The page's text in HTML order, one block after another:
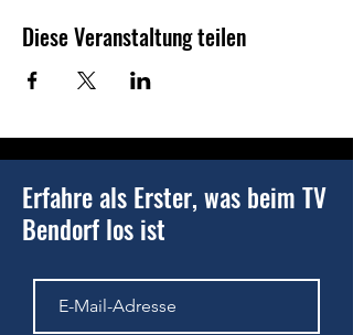
Diese Veranstaltung teilen
Erfahre als Erster, was beim TV
Bendorf los ist